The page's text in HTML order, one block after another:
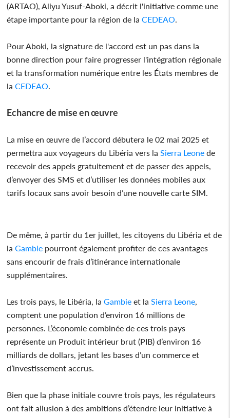
(ARTAO), Aliyu Yusuf-Aboki, a décrit l'initiative comme une
étape importante pour la région de la CEDEAO.
Pour Aboki, la signature de l'accord est un pas dans la
bonne direction pour faire progresser l'intégration régionale
et la transformation numérique entre les États membres de
la CEDEAO.
Echancre de mise en œuvre
La mise en œuvre de l’accord débutera le 02 mai 2025 et
permettra aux voyageurs du Libéria vers la Sierra Leone de
recevoir des appels gratuitement et de passer des appels,
d’envoyer des SMS et d’utiliser les données mobiles aux
tarifs locaux sans avoir besoin d’une nouvelle carte SIM.
De même, à partir du 1er juillet, les citoyens du Libéria et de
la Gambie pourront également profiter de ces avantages
sans encourir de frais d’itinérance internationale
supplémentaires.
Les trois pays, le Libéria, la Gambie et la Sierra Leone,
comptent une population d’environ 16 millions de
personnes. L’économie combinée de ces trois pays
représente un Produit intérieur brut (PIB) d’environ 16
milliards de dollars, jetant les bases d’un commerce et
d’investissement accrus.
Bien que la phase initiale couvre trois pays, les régulateurs
ont fait allusion à des ambitions d’étendre leur initiative à